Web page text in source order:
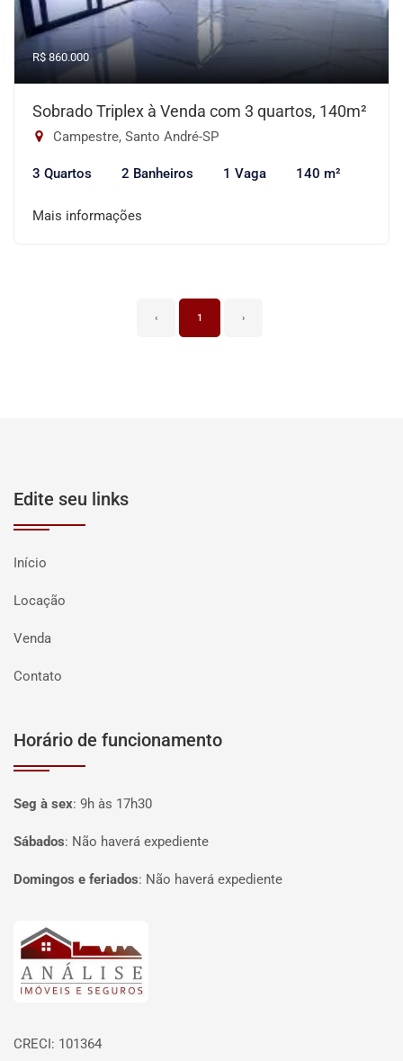
R$ 860.000
Sobrado Triplex à Venda com 3 quartos, 140m²
Campestre, Santo André-SP
3 Quartos 2 Banheiros 1 Vaga 140 m²
Mais informações
‹ 1 ›
Edite seu links
Início
Locação
Venda
Contato
Horário de funcionamento
Seg à sex: 9h às 17h30
Sábados: Não haverá expediente
Domingos e feriados: Não haverá expediente
Página inicial
CRECI: 101364